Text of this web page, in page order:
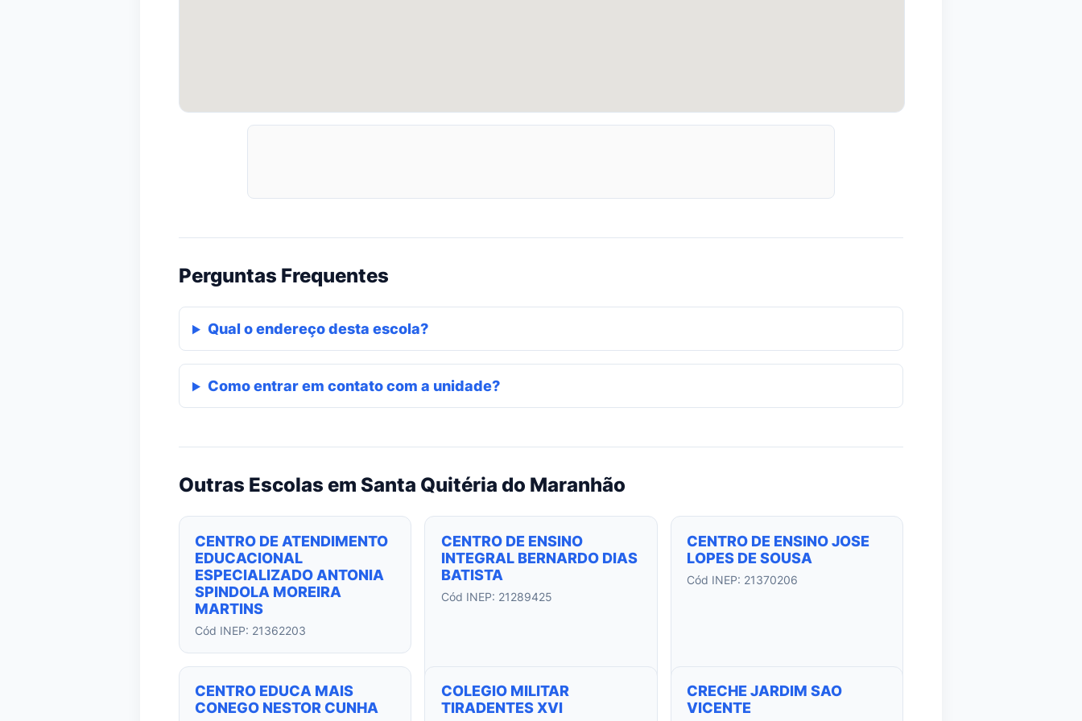
Perguntas Frequentes
Qual o endereço desta escola?
Como entrar em contato com a unidade?
Outras Escolas em Santa Quitéria do Maranhão
CENTRO DE ATENDIMENTO
EDUCACIONAL
ESPECIALIZADO ANTONIA
SPINDOLA MOREIRA
MARTINS
Cód INEP: 21362203
CENTRO DE ENSINO
INTEGRAL BERNARDO DIAS
BATISTA
Cód INEP: 21289425
CENTRO DE ENSINO JOSE
LOPES DE SOUSA
Cód INEP: 21370206
CENTRO EDUCA MAIS
CONEGO NESTOR CUNHA
COLEGIO MILITAR
TIRADENTES XVI
CRECHE JARDIM SAO
VICENTE